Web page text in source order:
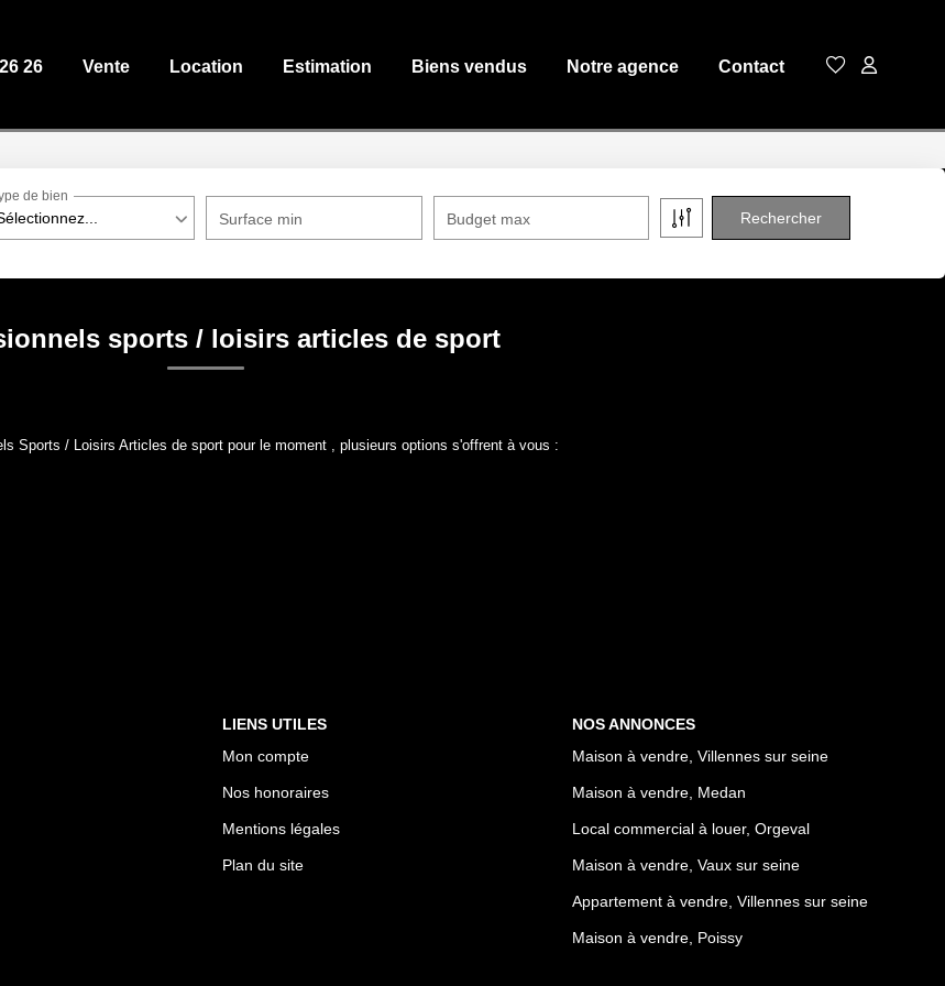
26 Vente Location Estimation Biens vendus Notre agence Contact
de bien
Surface min Budget max
sports / loisirs articles de sport
Sports / Loisirs Articles de sport pour le moment , plusieurs options s'offrent à vous :
LIENS UTILES
Mon compte
Nos honoraires
Mentions légales
Plan du site
NOS ANNONCES
Maison à vendre, Villennes sur seine
Maison à vendre, Medan
Local commercial à louer, Orgeval
Maison à vendre, Vaux sur seine
Appartement à vendre, Villennes sur seine
Maison à vendre, Poissy